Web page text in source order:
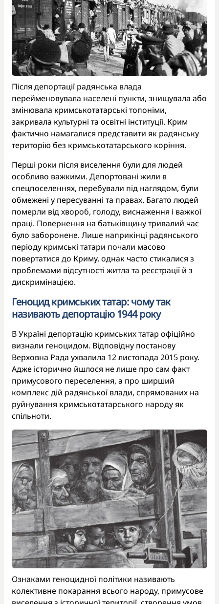
Після депортації радянська влада
перейменовувала населені пункти, знищувала або
змінювала кримськотатарські топоніми,
закривала культурні та освітні інституції. Крим
фактично намагалися представити як радянську
територію без кримськотатарського коріння.
Перші роки після виселення були для людей
особливо важкими. Депортовані жили в
спецпоселеннях, перебували під наглядом, були
обмежені у пересуванні та правах. Багато людей
померли від хвороб, голоду, виснаження і важкої
праці. Повернення на батьківщину тривалий час
було заборонене. Лише наприкінці радянського
періоду кримські татари почали масово
повертатися до Криму, однак часто стикалися з
проблемами відсутності житла та реєстрації й з
дискримінацією.
Геноцид кримських татар: чому так
називають депортацію 1944 року
В Україні депортацію кримських татар офіційно
визнали геноцидом. Відповідну постанову
Верховна Рада ухвалила 12 листопада 2015 року.
Адже історично йшлося не лише про сам факт
примусового переселення, а про ширший
комплекс дій радянської влади, спрямованих на
руйнування кримськотатарського народу як
спільноти.
Ознаками геноцидної політики називають
колективне покарання всього народу, примусове